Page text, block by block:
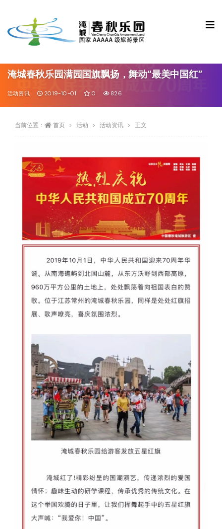
淹城春秋乐园满园国旗飘扬，舞动“最美中国红”
活动资讯 2019-10-01 0 826
当前位置： 首页 活动 活动资讯 正文